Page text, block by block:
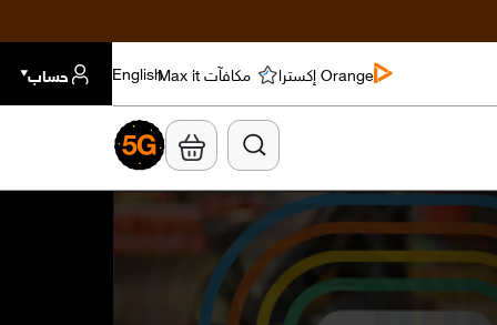
Orange إكسترا مكافآت Max it English حساب